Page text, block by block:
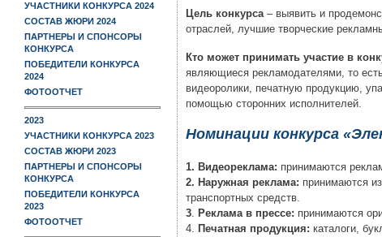
УЧАСТНИКИ КОНКУРСА 2024
СОСТАВ ЖЮРИ 2024
ПАРТНЕРЫ И СПОНСОРЫ
КОНКУРСА
ПОБЕДИТЕЛИ КОНКУРСА
2024
ФОТООТЧЕТ
2023
УЧАСТНИКИ КОНКУРСА 2023
СОСТАВ ЖЮРИ 2023
ПАРТНЕРЫ И СПОНСОРЫ
КОНКУРСА
ПОБЕДИТЕЛИ КОНКУРСА
2023
ФОТООТЧЕТ
Цель конкурса– выявить и
отраслей, лучшие творческие
Кто может принимать участие в
являющиеся рекламодателями, то
видеоролики, печатную продукцию,
помощью сторонних исполнителей.
Номинации конкурса
1. Видеореклама: принимаются
2. Наружная реклама: принимаются
транспортных средств.
3. Реклама в прессе: принимаются
4. Печатная продукция: каталоги,